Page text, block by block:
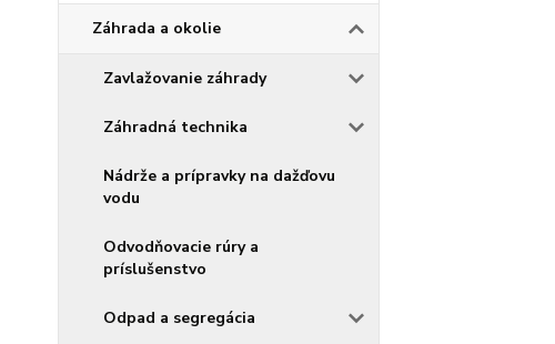
Záhrada a okolie
Zavlažovanie záhrady
Záhradná technika
Nádrže a prípravky na dažďovu
vodu
Odvodňovacie rúry a
príslušenstvo
Odpad a segregácia